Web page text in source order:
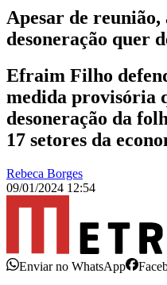
Apesar de
desoneração quer
Efraim Filho
medida provisória
desoneração da
17 setores da
Rebeca Borges
09/01/2024 12:54
Enviar no WhatsApp